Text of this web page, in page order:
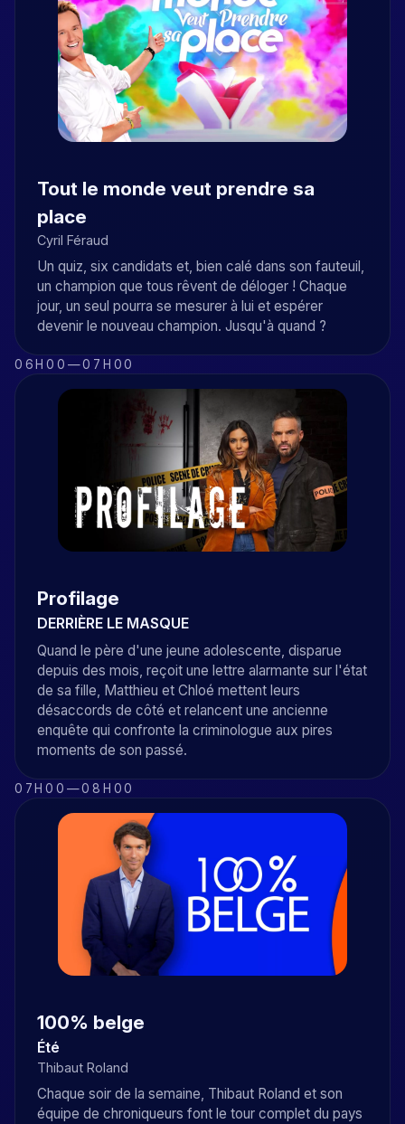
Tout le monde veut prendre sa
place
Cyril Féraud
Un quiz, six candidats et, bien calé dans son fauteuil,
un champion que tous rêvent de déloger ! Chaque
jour, un seul pourra se mesurer à lui et espérer
devenir le nouveau champion. Jusqu'à quand ?
06H00 —07H00
Profilage
DERRIÈRE LE MASQUE
Quand le père d'une jeune adolescente, disparue
depuis des mois, reçoit une lettre alarmante sur l'état
de sa fille, Matthieu et Chloé mettent leurs
désaccords de côté et relancent une ancienne
enquête qui confronte la criminologue aux pires
moments de son passé.
07H00 —08H00
100% belge
Été
Thibaut Roland
Chaque soir de la semaine, Thibaut Roland et son
équipe de chroniqueurs font le tour complet du pays